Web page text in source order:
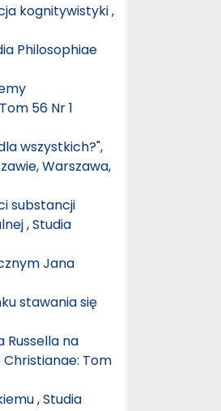
kognitywistyki,
Philosophiae
56 Nr 1
wszystkich?",
Warszawa,
substancji
,Studia
Jana
stawania się
Russella na
Christianae: Tom
,Studia